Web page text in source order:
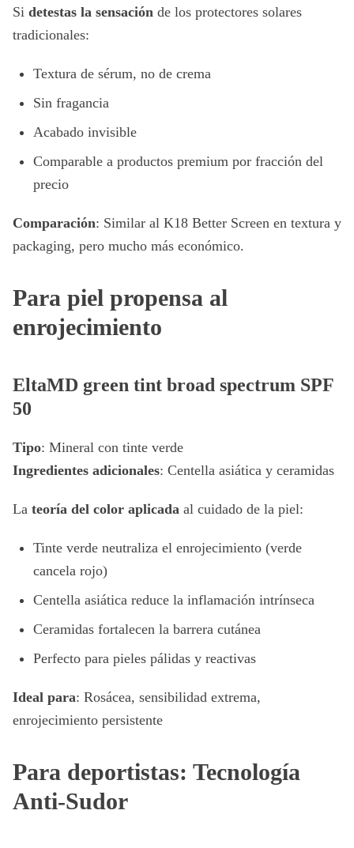
Si detestas la sensación de los protectores solares
tradicionales:
Textura de sérum, no de crema
Sin fragancia
Acabado invisible
Comparable a productos premium por fracción del
precio
Comparación: Similar al K18 Better Screen en textura y
packaging, pero mucho más económico.
Para piel propensa al
enrojecimiento
EltaMD green tint broad spectrum SPF
50
Tipo: Mineral con tinte verde
Ingredientes adicionales: Centella asiática y ceramidas
La teoría del color aplicada al cuidado de la piel:
Tinte verde neutraliza el enrojecimiento (verde
cancela rojo)
Centella asiática reduce la inflamación intrínseca
Ceramidas fortalecen la barrera cutánea
Perfecto para pieles pálidas y reactivas
Ideal para: Rosácea, sensibilidad extrema,
enrojecimiento persistente
Para deportistas: Tecnología
Anti-Sudor